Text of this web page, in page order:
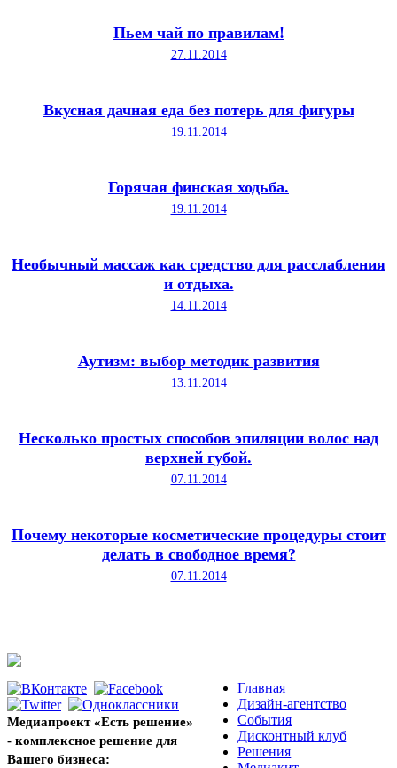
Пьем чай по правилам!
27.11.2014
Вкусная дачная еда без потерь для фигуры
19.11.2014
Горячая финская ходьба.
19.11.2014
Необычный массаж как средство для расслабления
и отдыха.
14.11.2014
Аутизм: выбор методик развития
13.11.2014
Несколько простых способов эпиляции волос над
верхней губой.
07.11.2014
Почему некоторые косметические процедуры стоит
делать в свободное время?
07.11.2014
Медиапроект «Есть решение»
- комплексное решение для
Вашего бизнеса:
Главная
Дизайн-агентство
События
Дисконтный клуб
Решения